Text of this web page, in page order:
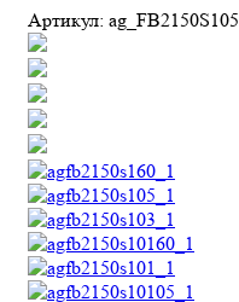
Артикул: ag_FB2150S105